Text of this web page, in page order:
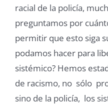
racial de la policía,
preguntamos por
permitir que esto siga
podamos hacer para
sistémico? Hemos
de racismo, no sólo
sino de la policía, los